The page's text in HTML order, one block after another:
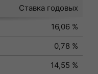
Ставка годовых
16,06 %
0,78 %
14,55 %